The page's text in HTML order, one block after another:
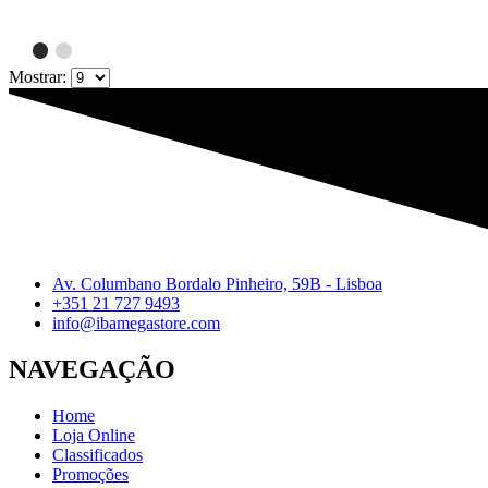
Mostrar:
Av. Columbano Bordalo Pinheiro, 59B - Lisboa
+351 21 727 9493
info@ibamegastore.com
NAVEGAÇÃO
Home
Loja Online
Classificados
Promoções